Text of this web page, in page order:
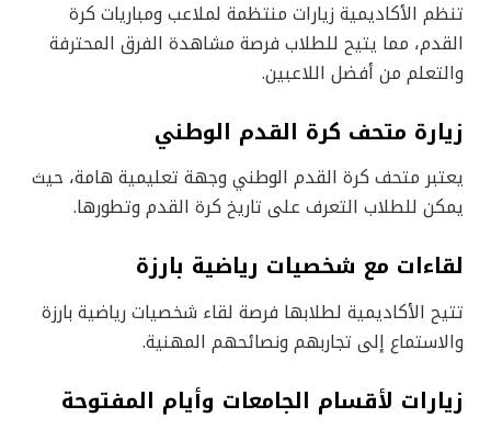
تنظم الأكاديمية زيارات منتظمة لملاعب ومباريات كرة
القدم، مما يتيح للطلاب فرصة مشاهدة الفرق المحترفة
والتعلم من أفضل اللاعبين.
زيارة متحف كرة القدم الوطني
يعتبر متحف كرة القدم الوطني وجهة تعليمية هامة، حيث
يمكن للطلاب التعرف على تاريخ كرة القدم وتطورها.
لقاءات مع شخصيات رياضية بارزة
تتيح الأكاديمية لطلابها فرصة لقاء شخصيات رياضية بارزة
والاستماع إلى تجاربهم ونصائحهم المهنية.
زيارات لأقسام الجامعات وأيام المفتوحة